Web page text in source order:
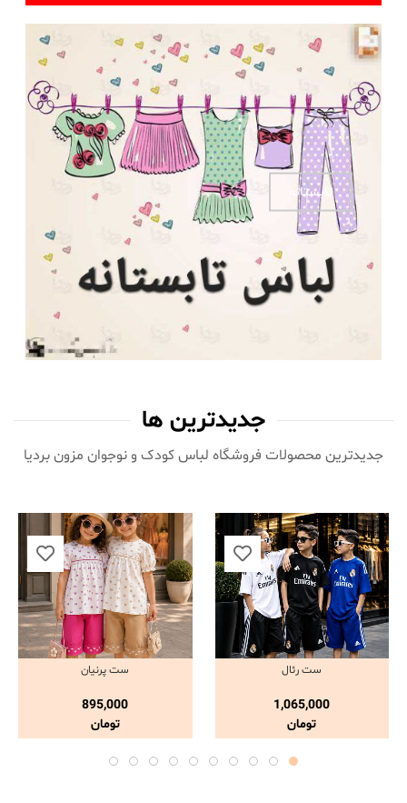
تابستانه
جدیدترین ها
جدیدترین محصولات فروشگاه لباس کودک و نوجوان مزون بردیا
مشاهده و خرید
ست رئال
1,065,000
تومان
مشاهده و خرید
ست پرنیان
895,000
تومان